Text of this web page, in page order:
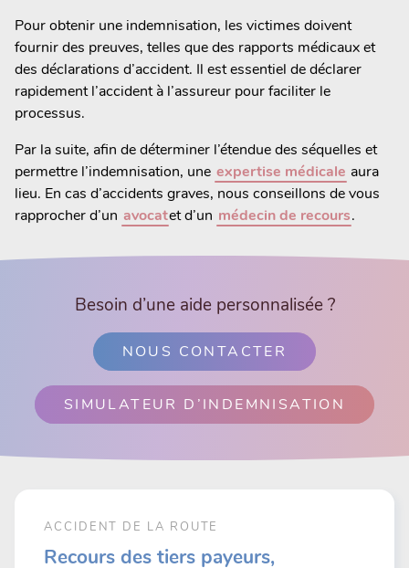
Pour obtenir une indemnisation, les victimes doivent
fournir des preuves, telles que des rapports médicaux et
des déclarations d’accident. Il est essentiel de déclarer
rapidement l’accident à l’assureur pour faciliter le
processus.
Par la suite, afin de déterminer l’étendue des séquelles et
permettre l’indemnisation, une expertise médicale aura
lieu. En cas d’accidents graves, nous conseillons de vous
rapprocher d’un avocatet d’un médecin de recours.
Besoin d’une aide personnalisée ?
NOUS CONTACTER
SIMULATEUR D’INDEMNISATION
ACCIDENT DE LA ROUTE
Recours des tiers payeurs,